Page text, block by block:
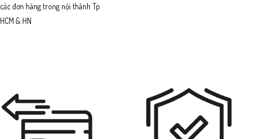
các đơn hàng trong nội thành Tp
HCM & HN